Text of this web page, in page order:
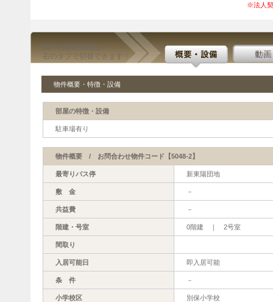
※法人契
物件の詳細情報は
右のタブで切替できます！
物件概要・特徴・設備
部屋の特徴・設備
駐車場有り
物件概要 / お問合わせ物件コード【5048-2】
最寄りバス停 新東陽団地
敷 金 －
共益費 －
階建・号室 0階建 ｜ 2号室
間取り
入居可能日 即入居可能
条 件 －
小学校区 別保小学校